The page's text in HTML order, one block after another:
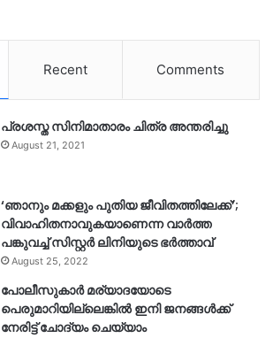
Recent Comments
പ്രശസ്ത സിനിമാതാരം ചിത്ര അന്തരിച്ചു
August 21, 2021
‘ഞാനും മക്കളും പുതിയ ജീവിതത്തിലേക്ക്’;
വിവാഹിതനാവുകയാണെന്ന വാർത്ത
പങ്കുവച്ച് സിസ്റ്റർ ലിനിയുടെ ഭർത്താവ്
August 25, 2022
പോലീസുകാര്‍ മര്യാദയോടെ
പെരുമാറിയില്ലെങ്കില്‍ ഇനി ജനങ്ങള്‍ക്ക്
നേരിട്ട് ചോദ്യം ചെയ്യാം